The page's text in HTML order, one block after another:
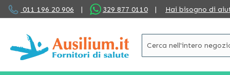
Salta
al
011 196 20 906 | 329 877 0110 | Hai bisogno di